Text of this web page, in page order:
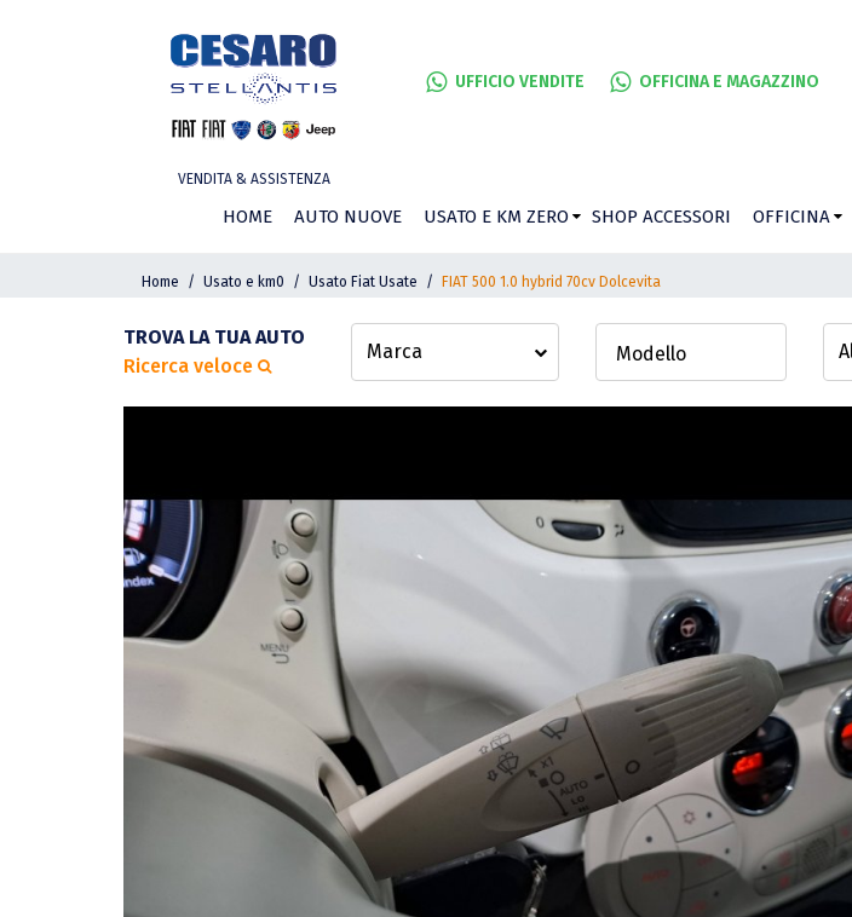
VENDITA & ASSISTENZA
UFFICIO VENDITE OFFICINA E MAGAZZINO
HOME AUTO NUOVE USATO E KM ZERO SHOP ACCESSORI OFFICINA
Home Usato e km0 Usato Fiat Usate FIAT 500 1.0 hybrid 70cv Dolcevita
TROVA LA TUA AUTO
Ricerca veloce
Modello